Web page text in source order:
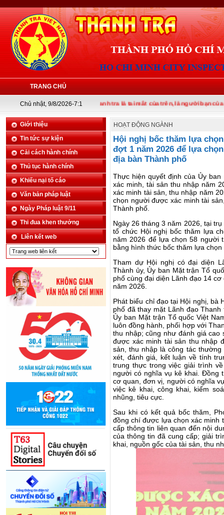
TRANG CHỦ
Chủ nhật, 9/8/2026-7:1Thanh tra là tai mắt của trên, là người bạn của dưới
Giới thiệu
Tin tức sự kiện
Cải cách hành chính
Thủ tục hành chính
Khiếu nại tố cáo
Văn bản pháp luật
Ngày Pháp luật 9/11
Thi đua khen thưởng
Liên kết web
HOẠT ĐỘNG NGÀNH
Hội nghị bốc thăm lựa
đợt 1 năm 2026 để lựa
địa bàn Thành phố
Thực hiện quyết định của Ủy
xác minh, tài sản thu nhập năm
xác minh tài sản, thu nhập năm
chọn người được xác minh tài
Thành phố.
Ngày 26 tháng 3 năm 2026, tại
tổ chức Hội nghị bốc thăm lựa
năm 2026 để lựa chọn 58 người
bằng hình thức bốc thăm lựa chọn
Tham dự Hội nghị có đại diện
Thành ủy, Ủy ban Mặt trận Tổ
phố cùng đại diện Lãnh đạo 14
năm 2026.
Phát biểu chỉ đạo tại Hội nghị, bà
phố đã thay mặt Lãnh đạo
Ủy ban Mặt trận Tổ quốc Việt
luôn đồng hành, phối hợp với
thu nhập; cũng như đánh giá
được xác minh tài sản thu nhập
sản, thu nhập là công tác
xét, đánh giá, kết luận về tính
trung thực trong việc giải trình
người có nghĩa vụ kê khai. Đồng
cơ quan, đơn vị, người có nghĩa
việc kê khai, công khai, kiểm
nhũng, tiêu cực.
Sau khi có kết quả bốc thăm,
đồng chí được lựa chọn xác minh
cấp thông tin liên quan đến nội
của thông tin đã cung cấp; giải
khai, nguồn gốc của tài sản, thu